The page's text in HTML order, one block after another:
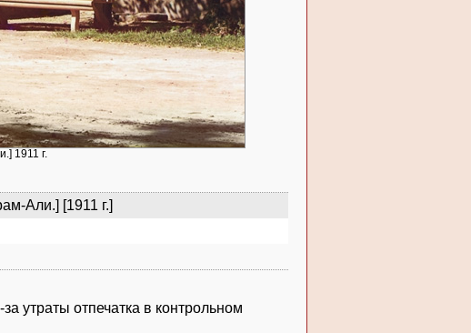
1911 г.
Али.] [1911 г.]
утраты отпечатка в контрольном